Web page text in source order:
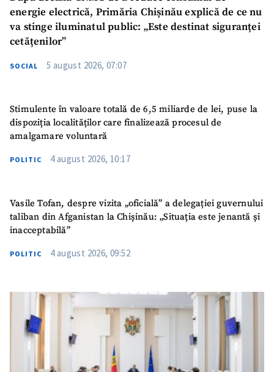
energie electrică, Primăria Chișinău explică de ce nu
va stinge iluminatul public: „Este destinat siguranței
cetățenilor”
SOCIAL 5 august 2026, 07:07
Stimulente în valoare totală de 6,5 miliarde de lei, puse la
dispoziția localităților care finalizează procesul de
amalgamare voluntară
POLITIC 4 august 2026, 10:17
Vasile Tofan, despre vizita „oficială” a delegației guvernului
taliban din Afganistan la Chișinău: „Situația este jenantă și
inacceptabilă”
POLITIC 4 august 2026, 09:52